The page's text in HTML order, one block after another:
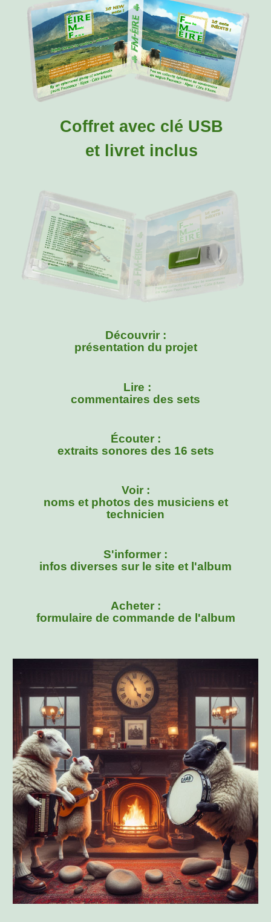
Coffret avec clé USB
et livret inclus
Découvrir :
présentation du projet
Lire :
commentaires des sets
Écouter :
extraits sonores des 16 sets
Voir :
noms et photos des musiciens et
technicien
S'informer :
infos diverses sur le site et l'album
Acheter :
formulaire de commande de l'album